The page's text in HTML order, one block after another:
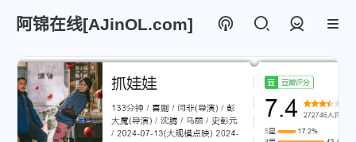
阿锦在线[AJinOL.com]